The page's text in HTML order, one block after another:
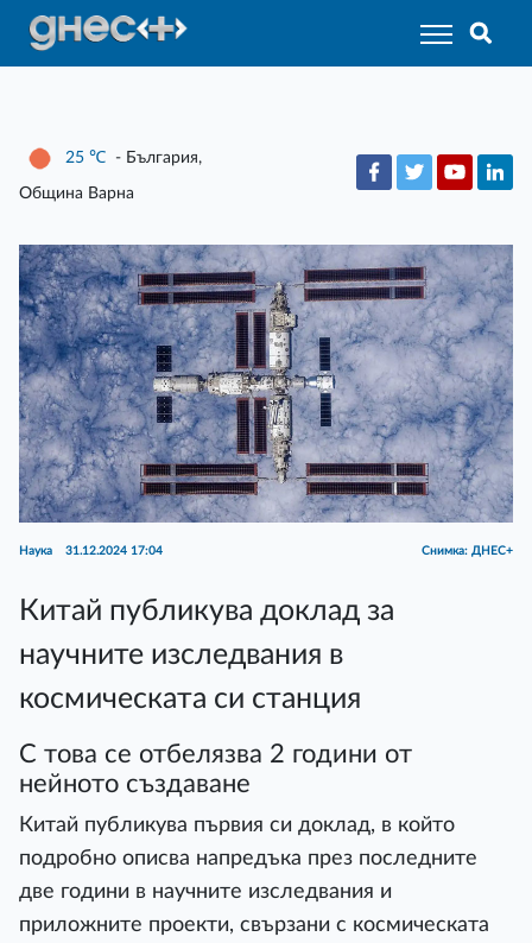
25 ℃ - България,
Община Варна
Наука 31.12.2024 17:04 Снимка: ДНЕС+
Китай публикува доклад за
научните изследвания в
космическата си станция
С това се отбелязва 2 години от
нейното създаване
Китай публикува първия си доклад, в който
подробно описва напредъка през последните
две години в научните изследвания и
приложните проекти, свързани с космическата